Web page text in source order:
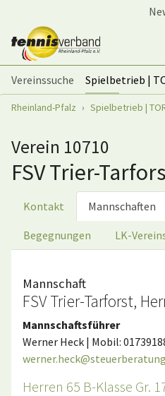
Vereinssuche Spielbetrieb |
Sie sind hier:
Rheinland-Pfalz Spielbetrieb |
Verein 10710
FSV Trier-
Kontakt Mannschaften
Begegnungen LK-
Mannschaft
FSV Trier-Tarforst,
Mannschaftsführer
Werner Heck | Mobil:
Herren 65 B-Klasse Gr.